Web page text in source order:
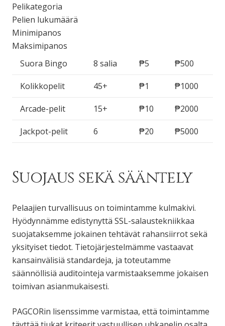
Pelikategoria
Pelien lukumäärä
Minimipanos
Maksimipanos
Suora Bingo
8 salia ₱5 ₱500
Kolikkopelit 45+ ₱1 ₱1000
Arcade-pelit 15+ ₱10 ₱2000
Jackpot-pelit 6 ₱20 ₱5000
Suojaus sekä sääntely
Pelaajien turvallisuus on toimintamme kulmakivi.
Hyödynnämme edistynyttä SSL-salaustekniikkaa
suojataksemme jokainen tehtävät rahansiirrot sekä
yksityiset tiedot. Tietojärjestelmämme vastaavat
kansainvälisiä standardeja, ja toteutamme
säännöllisiä auditointeja varmistaaksemme jokaisen
toimivan asianmukaisesti.
PAGCORin lisenssimme varmistaa, että toimintamme